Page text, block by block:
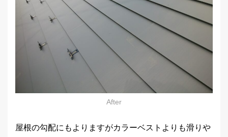
After
屋根の勾配にもよりますがカラーベストよりも滑りや